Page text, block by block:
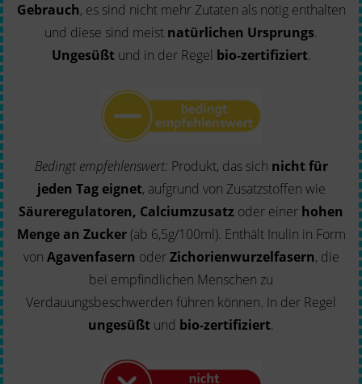
Gebrauch, es sind nicht mehr Zutaten als nötig enthalten
und diese sind meist natürlichen Ursprungs.
Ungesüßtund in der Regel bio-zertifiziert.
Bedingt empfehlenswert: Produkt, das sich nicht für
jeden Tag eignet, aufgrund von Zusatzstoffen wie
Säureregulatoren, Calciumzusatz oder einer hohen
Menge an Zucker(ab 6,5g/100ml). Enthält Inulin in Form
von Agavenfasern oderZichorienwurzelfasern, die
bei empfindlichen Menschen zu
Verdauungsbeschwerden führen können. In der Regel
ungesüßt und bio-zertifiziert.